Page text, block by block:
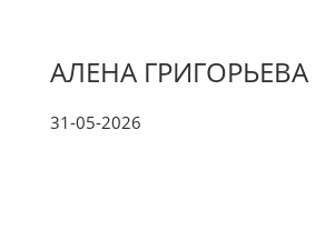
АЛЕНА ГРИГОРЬЕВА
31-05-2026